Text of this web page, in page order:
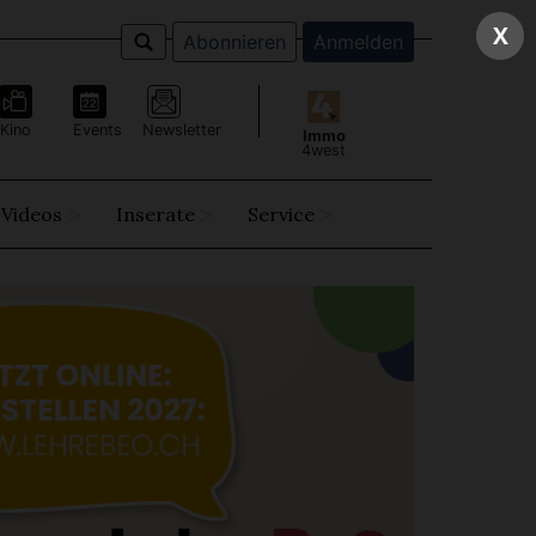
Abonnieren Anmelden
Kino Events Newsletter
Immo
4west
Videos Inserate Service
X